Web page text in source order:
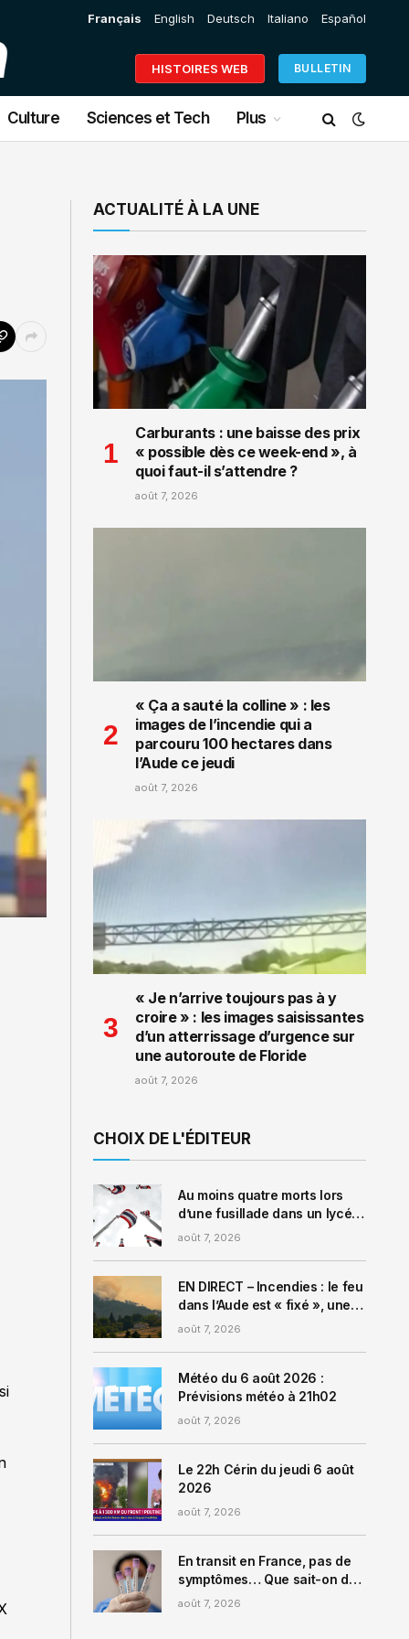
Français English Deutsch Italiano Español
HISTOIRES WEB BULLETIN
Culture Sciences et Tech Plus
ACTUALITÉ À LA UNE
Carburants : une baisse des prix
« possible dès ce week-end », à
quoi faut-il s’attendre ?
août 7, 2026
« Ça a sauté la colline » : les
images de l’incendie qui a
parcouru 100 hectares dans
l’Aude ce jeudi
août 7, 2026
« Je n’arrive toujours pas à y
croire » : les images saisissantes
d’un atterrissage d’urgence sur
une autoroute de Floride
août 7, 2026
CHOIX DE L'ÉDITEUR
Au moins quatre morts lors
d’une fusillade dans un lycée
en Thaïlande, le tireur
août 7, 2026
EN DIRECT – Incendies : le feu
dans l’Aude est « fixé », une
météo « défavorable »
août 7, 2026
Météo du 6 août 2026 :
Prévisions météo à 21h02
août 7, 2026
Le 22h Cérin du jeudi 6 août
2026
août 7, 2026
En transit en France, pas de
symptômes… Que sait-on du
patient testé positif à
août 7, 2026